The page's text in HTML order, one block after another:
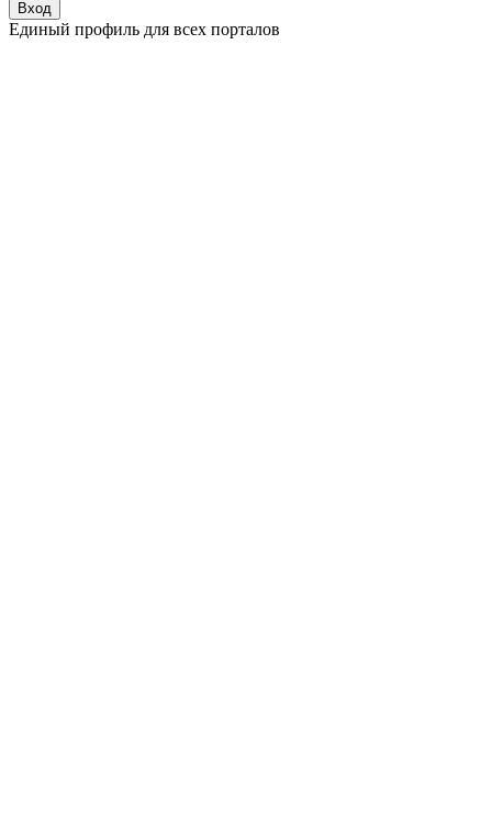
Вход
Единый профиль для всех порталов